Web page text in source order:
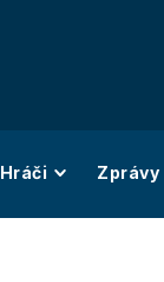
Hráči Zprávy